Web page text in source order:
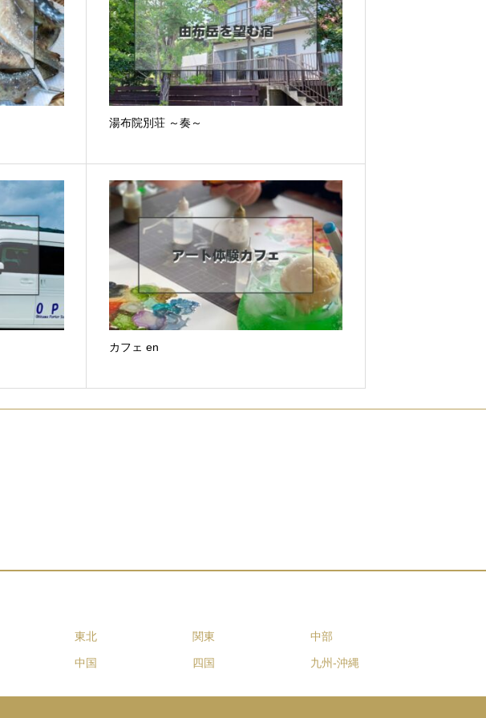
湯布院別荘 ～奏～
カフェ en
東北 関東 中部
中国 四国 九州-沖縄